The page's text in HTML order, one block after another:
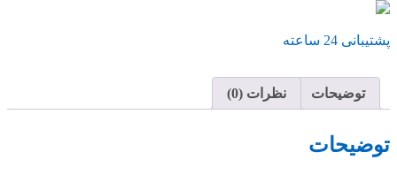
پشتیبانی 24 ساعته
توضیحات نظرات (0)
توضیحات